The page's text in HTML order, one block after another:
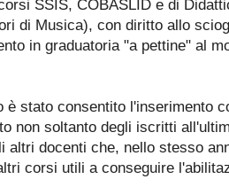
SSIS, COBASLID e di
di Musica), con diritto allo
in graduatoria "a pettine" al
è stato consentito l'inserimento
non soltanto degli iscritti
altri docenti che, nello stesso
corsi utili a conseguire